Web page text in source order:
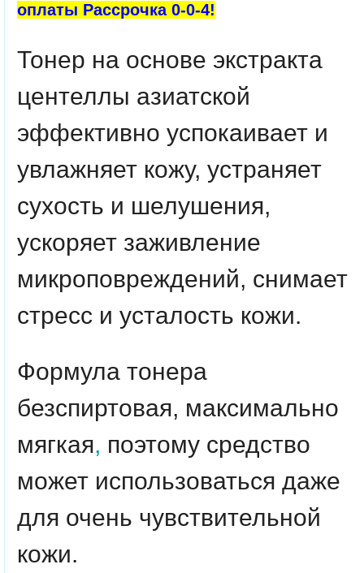
оплаты Рассрочка 0-0-4!
Тонер на основе экстракта
центеллы азиатской
эффективно успокаивает и
увлажняет кожу, устраняет
сухость и шелушения,
ускоряет заживление
микроповреждений, снимает
стресс и усталость кожи.
Формула тонера
безспиртовая, максимально
мягкая, поэтому средство
может использоваться даже
для очень чувствительной
кожи.